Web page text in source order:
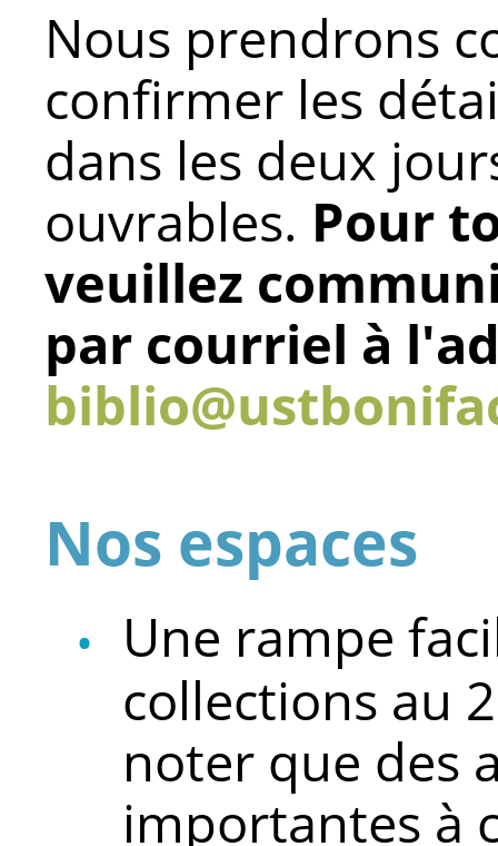
Nous prendrons
confirmer les
dans les deux
ouvrables. Pour
veuillez
par courriel à
Nos espaces
Une rampe
collections au
noter que des
importantes à